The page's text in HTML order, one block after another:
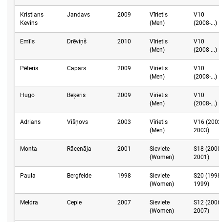
Kristians
Kevins
Jandavs 2009
Vīrietis
(Men)
V10
(2008-...)
Emīls Drēviņš 2010
Vīrietis
(Men)
V10
(2008-...)
Pēteris Capars 2009
Vīrietis
(Men)
V10
(2008-...)
Hugo Beķeris 2009
Vīrietis
(Men)
V10
(2008-...)
Adrians Višņovs 2003
Vīrietis
(Men)
V16
2003)
Monta Rācenāja 2001
Sieviete
(Women)
S18
2001)
Paula Bergfelde 1998
Sieviete
(Women)
S20
1999)
Meldra Ceple 2007
Sieviete
(Women)
S12
2007)